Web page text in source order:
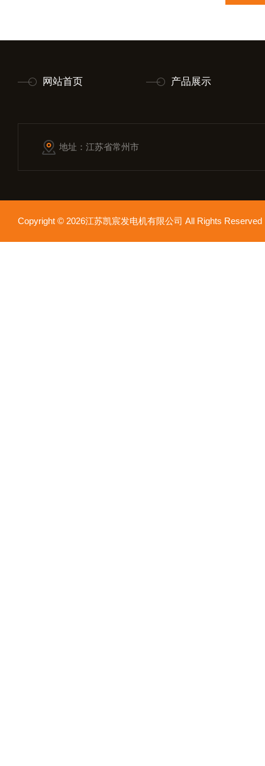
网站首页 产品展示
地址：江苏省常州市
Copyright © 2026江苏凯宸发电机有限公司 All Rights